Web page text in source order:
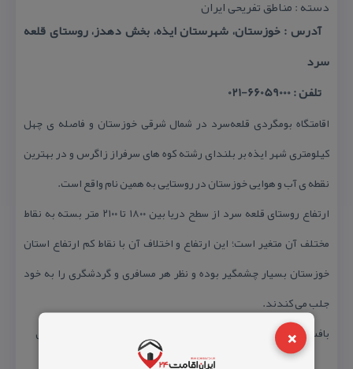
×
دسته : مناطق تفریحی ایران
آدرس : خوزستان، شهرستان ایذه، بخش دهدز، روستای قلعه
سرد
تلفن : 66059000-021
اقامتگاه بومگردی قلعه‌سرد در شمال شرقی خوزستان و فاصله ی چهل
كیلومتری شهر ایذه بر بلندای رشته كوه های سرفراز زاگرس و در بهترین
نقطه ی آب و هوایی خوزستان در روستایی به همین نام واقع است.
ارتفاع روستای قلعه سرد از سطح دریا بین ۱۸۰۰ تا ۲۱۰۰ متر بسته به نقاط
مختلف آن متغیر است؛ این ارتفاع و اختلاف آن با نقاط كم ارتفاع استان
خوزستان بسیار چشمگیر بوده و نظر هر مسافری و گردشگری را به خود
جلب می كندند.
بافت سنتی برای آشنایی كامل با فرهنگ بومی بختیاری و طبیعت زاگرس